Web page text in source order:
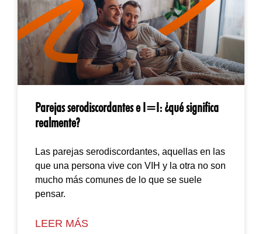
Parejas serodiscordantes e I=I: ¿qué significa
realmente?
Las parejas serodiscordantes, aquellas en las
que una persona vive con VIH y la otra no son
mucho más comunes de lo que se suele
pensar.
LEER MÁS